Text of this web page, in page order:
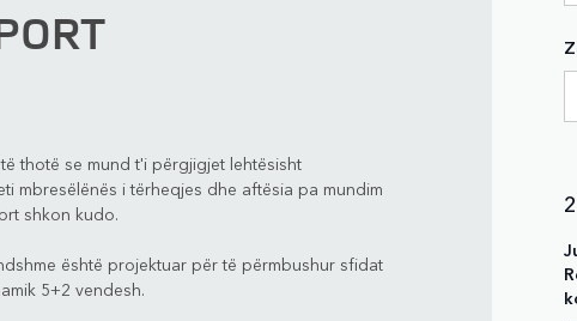
thotë se mund t'i përgjigjet lehtësisht
mbresëlënës i tërheqjes dhe aftësia pa mundim
shkon kudo.
është projektuar për të përmbushur sfidat
5+2 vendesh.